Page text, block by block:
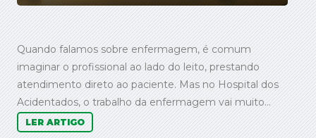
Quando falamos sobre enfermagem, é comum
imaginar o profissional ao lado do leito, prestando
atendimento direto ao paciente. Mas no Hospital dos
Acidentados, o trabalho da enfermagem vai muito...
LER ARTIGO